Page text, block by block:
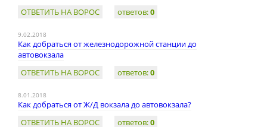
ОТВЕТИТЬ НА ВОРОС
ответов:0
9.02.2018
Как добраться от железнодорожной станции до
автовокзала
ОТВЕТИТЬ НА ВОРОС
ответов:0
8.01.2018
Как добраться от Ж/Д вокзала до автовокзала?
ОТВЕТИТЬ НА ВОРОС
ответов:0